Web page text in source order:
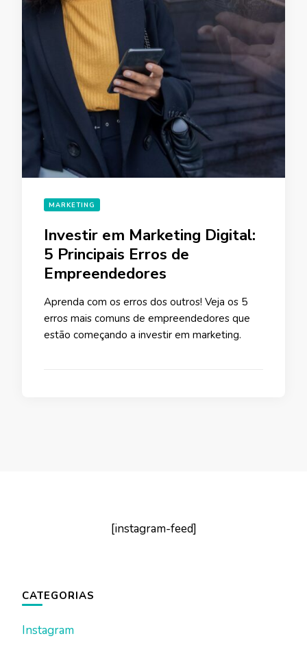
MARKETING
Investir em Marketing Digital:
5 Principais Erros de
Empreendedores
Aprenda com os erros dos outros! Veja os 5
erros mais comuns de empreendedores que
estão começando a investir em marketing.
[instagram-feed]
CATEGORIAS
Instagram